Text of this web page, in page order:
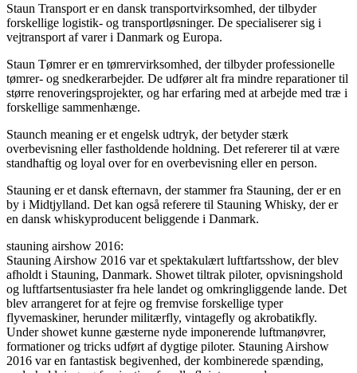
Staun Transport er en dansk transportvirksomhed, der tilbyder
forskellige logistik- og transportløsninger. De specialiserer sig i
vejtransport af varer i Danmark og Europa.
Staun Tømrer er en tømrervirksomhed, der tilbyder professionelle
tømrer- og snedkerarbejder. De udfører alt fra mindre reparationer til
større renoveringsprojekter, og har erfaring med at arbejde med træ i
forskellige sammenhænge.
Staunch meaning er et engelsk udtryk, der betyder stærk
overbevisning eller fastholdende holdning. Det refererer til at være
standhaftig og loyal over for en overbevisning eller en person.
Stauning er et dansk efternavn, der stammer fra Stauning, der er en
by i Midtjylland. Det kan også referere til Stauning Whisky, der er
en dansk whiskyproducent beliggende i Danmark.
stauning airshow 2016:
Stauning Airshow 2016 var et spektakulært luftfartsshow, der blev
afholdt i Stauning, Danmark. Showet tiltrak piloter, opvisningshold
og luftfartsentusiaster fra hele landet og omkringliggende lande. Det
blev arrangeret for at fejre og fremvise forskellige typer
flyvemaskiner, herunder militærfly, vintagefly og akrobatikfly.
Under showet kunne gæsterne nyde imponerende luftmanøvrer,
formationer og tricks udført af dygtige piloter. Stauning Airshow
2016 var en fantastisk begivenhed, der kombinerede spænding,